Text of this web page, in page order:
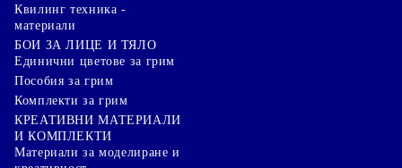
Квилинг техника -
материали
БОИ ЗА ЛИЦЕ И ТЯЛО
Единични цветове за грим
Пособия за грим
Комплекти за грим
КРЕАТИВНИ МАТЕРИАЛИ
И КОМПЛЕКТИ
Mатериали за моделиране и